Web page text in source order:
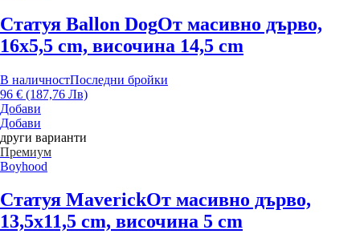
Статуя Ballon DogОт масивно дърво,
16x5,5 cm, височина 14,5 cm
В наличностПоследни бройки
96 € (187,76 Лв)
Добави
Добави
други варианти
Премиум
Boyhood
Статуя MaverickОт масивно дърво,
13,5x11,5 cm, височина 5 cm